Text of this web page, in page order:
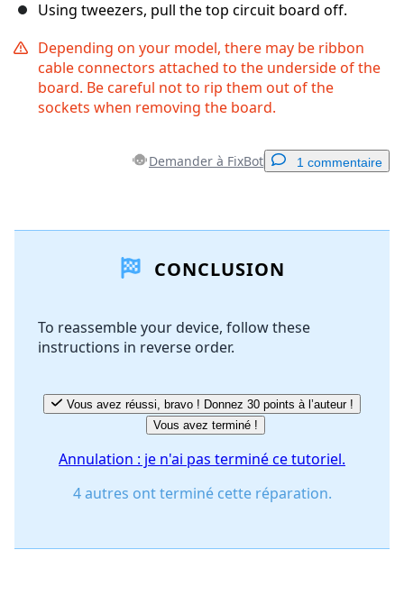
Using tweezers, pull the top circuit board off.
Depending on your model, there may be ribbon
cable connectors attached to the underside of the
board. Be careful not to rip them out of the
sockets when removing the board.
Demander à FixBot 1 commentaire
Ajouter un commentaire
Annuler Publier un commentaire
CONCLUSION
To reassemble your device, follow these
instructions in reverse order.
Vous avez réussi, bravo ! Donnez 30 points à l’auteur !
Vous avez terminé !
Annulation : je n'ai pas terminé ce tutoriel.
4 autres ont terminé cette réparation.